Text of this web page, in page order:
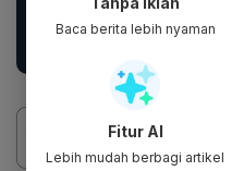
Agustus Dirgahayu 81
2026 Katun...
Baca berita lebih nyaman
Fitur AI
Lebih mudah berbagi artikel